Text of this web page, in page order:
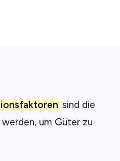
sind die
um Güter zu